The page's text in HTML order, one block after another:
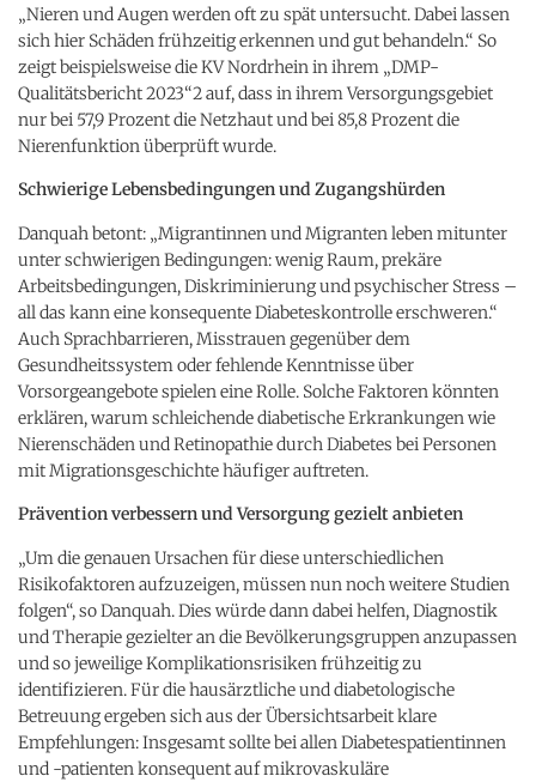
„Nieren und Augen werden oft zu spät untersucht. Dabei lassen
sich hier Schäden frühzeitig erkennen und gut behandeln.“ So
zeigt beispielsweise die KV Nordrhein in ihrem „DMP-
Qualitätsbericht 2023“2 auf, dass in ihrem Versorgungsgebiet
nur bei 57,9 Prozent die Netzhaut und bei 85,8 Prozent die
Nierenfunktion überprüft wurde.
Schwierige Lebensbedingungen und Zugangshürden
Danquah betont: „Migrantinnen und Migranten leben mitunter
unter schwierigen Bedingungen: wenig Raum, prekäre
Arbeitsbedingungen, Diskriminierung und psychischer Stress –
all das kann eine konsequente Diabeteskontrolle erschweren.“
Auch Sprachbarrieren, Misstrauen gegenüber dem
Gesundheitssystem oder fehlende Kenntnisse über
Vorsorgeangebote spielen eine Rolle. Solche Faktoren könnten
erklären, warum schleichende diabetische Erkrankungen wie
Nierenschäden und Retinopathie durch Diabetes bei Personen
mit Migrationsgeschichte häufiger auftreten.
Prävention verbessern und Versorgung gezielt anbieten
„Um die genauen Ursachen für diese unterschiedlichen
Risikofaktoren aufzuzeigen, müssen nun noch weitere Studien
folgen“, so Danquah. Dies würde dann dabei helfen, Diagnostik
und Therapie gezielter an die Bevölkerungsgruppen anzupassen
und so jeweilige Komplikationsrisiken frühzeitig zu
identifizieren. Für die hausärztliche und diabetologische
Betreuung ergeben sich aus der Übersichtsarbeit klare
Empfehlungen: Insgesamt sollte bei allen Diabetespatientinnen
und -patienten konsequent auf mikrovaskuläre